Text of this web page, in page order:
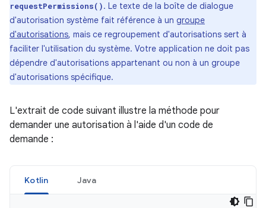
requestPermissions(). Le texte de la boîte de dialogue
d'autorisation système fait référence à un groupe
d'autorisations, mais ce regroupement d'autorisations sert à
faciliter l'utilisation du système. Votre application ne doit pas
dépendre d'autorisations appartenant ou non à un groupe
d'autorisations spécifique.
L'extrait de code suivant illustre la méthode pour
demander une autorisation à l'aide d'un code de
demande :
Kotlin Java